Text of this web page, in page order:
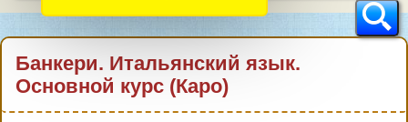
Банкери. Итальянский язык.
Основной курс (Каро)